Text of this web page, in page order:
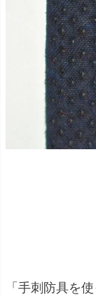
「手刺防具を